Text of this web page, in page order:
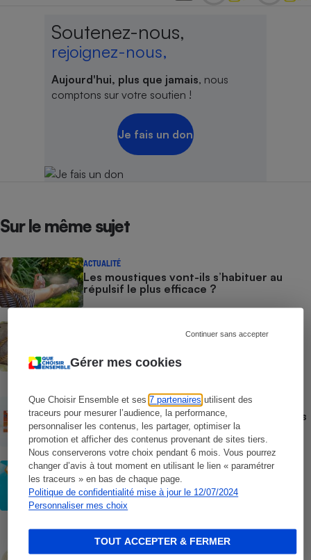
Gérer mes cookies
Que Choisir Ensemble et ses7 partenaires utilisent des
traceurs pour mesurer l’audience, la performance,
personnaliser les contenus, les partager, optimiser la
promotion et afficher des contenus provenant de sites tiers.
Nous conserverons votre choix pendant 6 mois. Vous pourrez
changer d’avis à tout moment en utilisant le lien « paramétrer
les traceurs » en bas de chaque page.
Politique de confidentialité mise à jour le 12/07/2024
Personnaliser mes choix
Continuer sans accepter
TOUT ACCEPTER & FERMER
Soutenez-nous,
rejoignez-nous,
Aujourd'hui, plus que jamais, nous
comptons sur votre soutien !
Je fais un don
Sur le même sujet
ACTUALITÉ
Les moustiques vont-ils s’habituer au
répulsif le plus efficace ?
Test des crèmes solaires vendues sur
dangereuses pour la santé des
ACTUALITÉ
Crèmes solaires - Le bilan désastreux des
plateformes chinoises
CONSEILS
Crèmes solaires - Les logos à la loupe
COMMENT NOUS TESTONS
Crèmes solaires - Le protocole